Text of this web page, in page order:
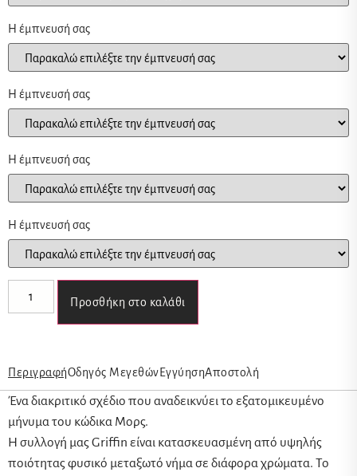
Η έμπνευσή σας
Η έμπνευσή σας
Η έμπνευσή σας
Η έμπνευσή σας
Προσθήκη στο καλάθι
ΠεριγραφήΟδηγός ΜεγεθώνΕγγύησηΑποστολή
Ένα διακριτικό σχέδιο που αναδεικνύει το εξατομικευμένο
μήνυμα του κώδικα Μορς.
Η συλλογή μας Griffin είναι κατασκευασμένη από υψηλής
ποιότητας φυσικό μεταξωτό νήμα σε διάφορα χρώματα. Το